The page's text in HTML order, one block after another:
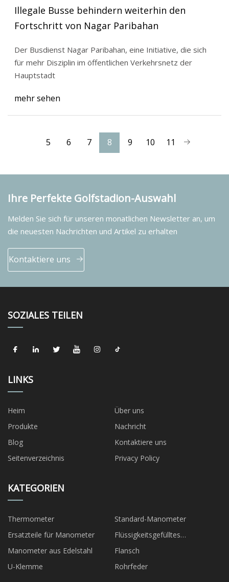
Illegale Busse behindern weiterhin den
Fortschritt von Nagar Paribahan
Der Busdienst Nagar Paribahan, eine Initiative, die sich
für mehr Disziplin im öffentlichen Verkehrsnetz der
Hauptstadt
mehr sehen
5 6 7 8 9 10 11
Ihre Perfekte Golfstadion-Auswahl
Melden Sie sich für unseren monatlichen Newsletter an, um
die neuesten Nachrichten und Artikel zu erhalten
Kontaktiere uns
SOZIALES TEILEN
LINKS
Heim
Über uns
Produkte
Nachricht
Blog
Kontaktiere uns
Seitenverzeichnis
Privacy Policy
KATEGORIEN
Thermometer
Standard-Manometer
Ersatzteile für Manometer
Flüssigkeitsgefülltes
Manometer
Manometer aus Edelstahl
Flansch
U-Klemme
Rohrfeder